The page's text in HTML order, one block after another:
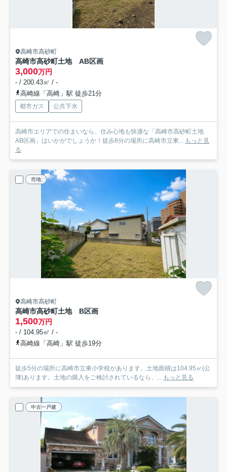
高崎市高砂町
高崎市高砂町土地 AB区画
3,000万円
- / 200.43㎡ / -
高崎線「高崎」駅 徒歩21分
都市ガス 公共下水
高崎市エリアでの住まいなら、住み心地も快適な「高崎市高砂町土地
AB区画」はいかがでしょうか！徒歩8分の場所に高崎市立東... もっと見
る
売地
高崎市高砂町
高崎市高砂町土地 B区画
1,500万円
- / 104.95㎡ / -
高崎線「高崎」駅 徒歩19分
徒歩5分の場所に高崎市立東小学校があります。土地面積は104.95㎡(公
簿)あります。土地の購入をご検討されているなら、... もっと見る
中古一戸建